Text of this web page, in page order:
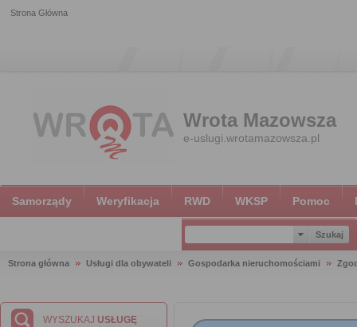
Strona Główna
Wrota Mazowsza
e-uslugi.wrotamazowsza.pl
Samorządy Weryfikacja RWD WKSP Pomoc
Strona główna Usługi dla obywateli Gospodarka nieruchomościami
WYSZUKAJ USŁUGĘ